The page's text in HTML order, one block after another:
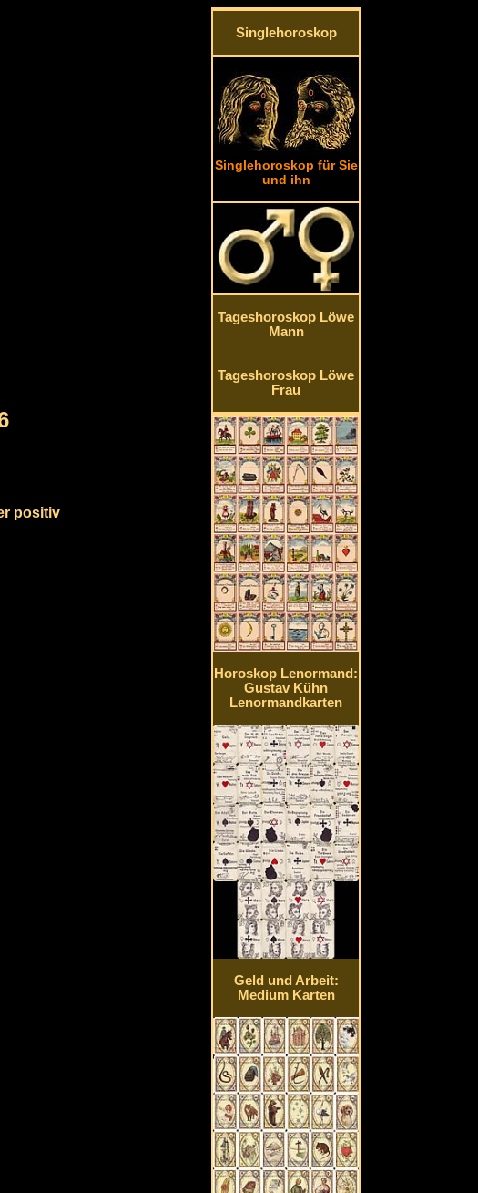
positiv
Singlehoroskop
Singlehoroskop für Sie
und ihn
Tageshoroskop Löwe
Mann
Tageshoroskop Löwe
Frau
Horoskop Lenormand:
Gustav Kühn
Lenormandkarten
Geld und Arbeit:
Medium Karten